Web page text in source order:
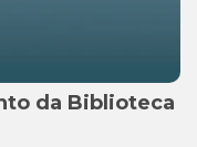
da Biblioteca